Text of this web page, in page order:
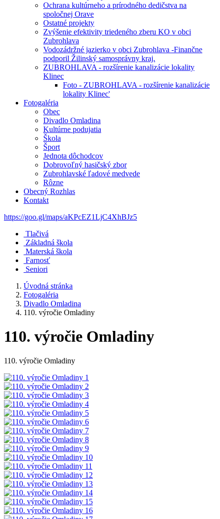
Ochrana kultúrneho a prírodného dedičstva na
spoločnej Orave
Ostatné projekty
Zvýšenie efektivity triedeného zberu KO v obci
Zubrohlava
Vodozádržné jazierko v obci Zubrohlava -Finančne
podporil Žilinský samosprávny kraj.
ZUBROHLAVA - rozšírenie kanalizácie lokality
Klinec
Foto - ZUBROHLAVA - rozšírenie kanalizácie
lokality Klinec'
Fotogaléria
Obec
Divadlo Omladina
Kultúrne podujatia
Škola
Šport
Jednota dôchodcov
Dobrovoľný hasičský zbor
Zubrohlavské ľadové medvede
Rôzne
Obecný Rozhlas
Kontakt
https://goo.gl/maps/aKPcEZ1LjC4XhBJz5
Tlačivá
Základná škola
Materská škola
Farnosť
Seniori
Úvodná stránka
Fotogaléria
Divadlo Omladina
110. výročie Omladiny
110. výročie Omladiny
110. výročie Omladiny